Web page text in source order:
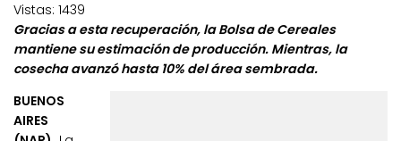
Vistas: 1439
Gracias a esta recuperación, la Bolsa de Cereales
mantiene su estimación de producción. Mientras, la
cosecha avanzó hasta 10% del área sembrada.
BUENOS
AIRES